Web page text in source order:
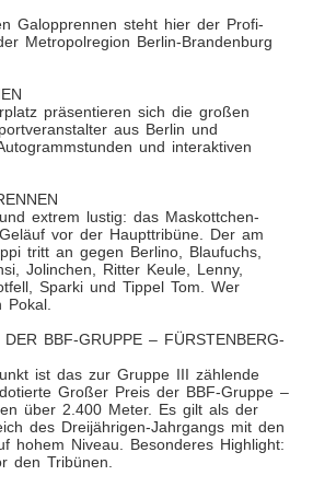
Galopprennen steht hier der Profi-
Metropolregion Berlin-Brandenburg
präsentieren sich die großen
aus Berlin und
und interaktiven
extrem lustig: das Maskottchen-
vor der Haupttribüne. Der am
tritt an gegen Berlino, Blaufuchs,
Jolinchen, Ritter Keule, Lenny,
Sparki und Tippel Tom. Wer
Pokal.
BBF-GRUPPE – FÜRSTENBERG-
ist das zur Gruppe III zählende
Großer Preis der BBF-Gruppe –
über 2.400 Meter. Es gilt als der
des Dreijährigen-Jahrgangs mit den
hohem Niveau. Besonderes Highlight:
den Tribünen.